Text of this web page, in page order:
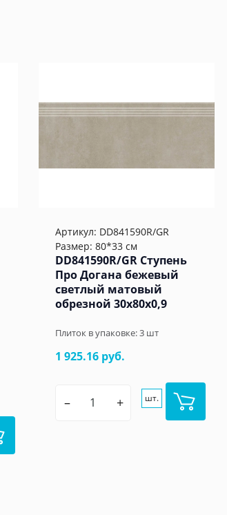
Артикул: DD841590R/GR
Размер: 80*33 см
DD841590R/GR Ступень
Про Догана бежевый
светлый матовый
обрезной 30x80x0,9
Плиток в упаковке:3 шт
1 925.16 руб.
– + шт.